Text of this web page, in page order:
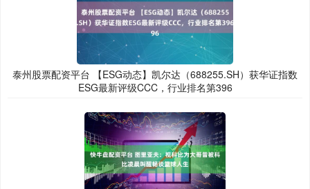
泰州股票配资平台 【ESG动态】凯尔达（688255.SH）获华证指数
ESG最新评级CCC，行业排名第396